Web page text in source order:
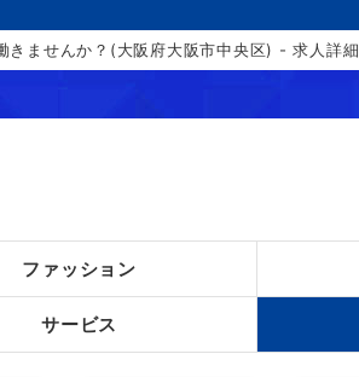
ませんか？(大阪府大阪市中央区) - 求人詳細
ファッション
サービス